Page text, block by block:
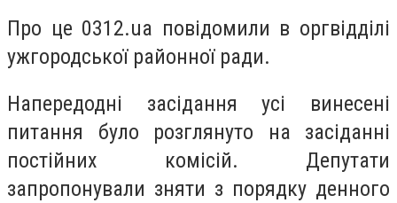
Про це 0312.ua повідомили в оргвідділі
ужгородської районної ради.
Напередодні засідання усі винесені
питання було розглянуто на засіданні
постійних комісій. Депутати
запропонували зняти з порядку денного